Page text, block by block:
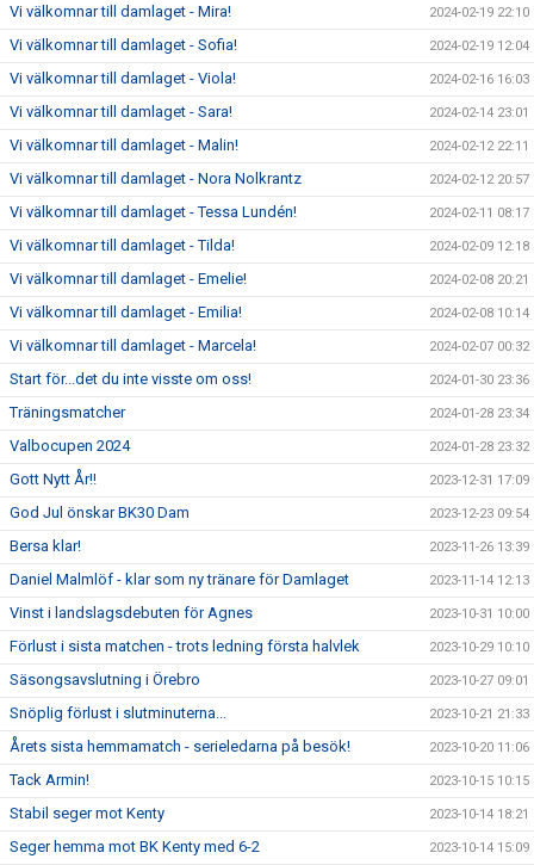
Vi välkomnar till damlaget - Mira! 2024-02-19 22:10
Vi välkomnar till damlaget - Sofia! 2024-02-19 12:04
Vi välkomnar till damlaget - Viola! 2024-02-16 16:03
Vi välkomnar till damlaget - Sara! 2024-02-14 23:01
Vi välkomnar till damlaget - Malin! 2024-02-12 22:11
Vi välkomnar till damlaget - Nora Nolkrantz 2024-02-12 20:57
Vi välkomnar till damlaget - Tessa Lundén! 2024-02-11 08:17
Vi välkomnar till damlaget - Tilda! 2024-02-09 12:18
Vi välkomnar till damlaget - Emelie! 2024-02-08 20:21
Vi välkomnar till damlaget - Emilia! 2024-02-08 10:14
Vi välkomnar till damlaget - Marcela! 2024-02-07 00:32
Start för...det du inte visste om oss! 2024-01-30 23:36
Träningsmatcher 2024-01-28 23:34
Valbocupen 2024 2024-01-28 23:32
Gott Nytt År!! 2023-12-31 17:09
God Jul önskar BK30 Dam 2023-12-23 09:54
Bersa klar! 2023-11-26 13:39
Daniel Malmlöf - klar som ny tränare för Damlaget 2023-11-14 12:13
Vinst i landslagsdebuten för Agnes 2023-10-31 10:00
Förlust i sista matchen - trots ledning första halvlek 2023-10-29 10:10
Säsongsavslutning i Örebro 2023-10-27 09:01
Snöplig förlust i slutminuterna... 2023-10-21 21:33
Årets sista hemmamatch - serieledarna på besök! 2023-10-20 11:06
Tack Armin! 2023-10-15 10:15
Stabil seger mot Kenty 2023-10-14 18:21
Seger hemma mot BK Kenty med 6-2 2023-10-14 15:09